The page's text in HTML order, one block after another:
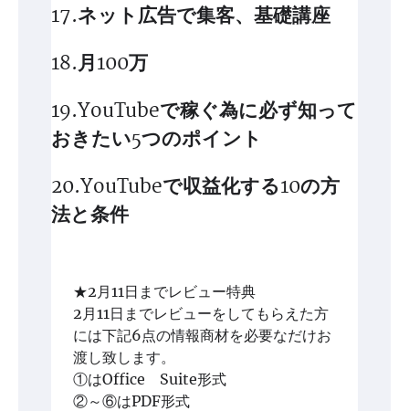
17.ネット広告で集客、基礎講座
18.月100万
19.YouTubeで稼ぐ為に必ず知って
おきたい5つのポイント
20.YouTubeで収益化する10の方
法と条件
★2月11日までレビュー特典
2月11日までレビューをしてもらえた方
には下記6点の情報商材を必要なだけお
渡し致します。
①はOffice Suite形式
②～⑥はPDF形式